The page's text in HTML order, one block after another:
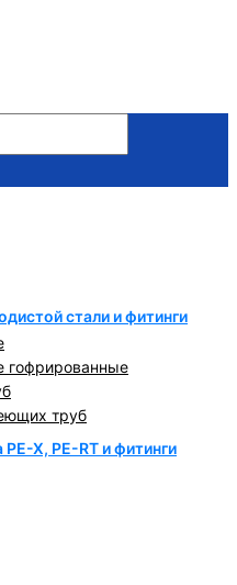
стали и фитинги
гофрированные
труб
X, PE-RT и фитинги